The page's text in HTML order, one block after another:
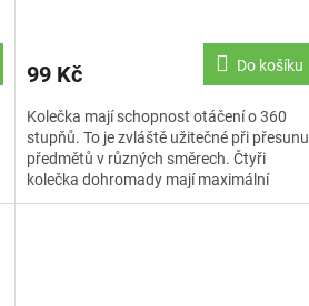
99 Kč Do košíku
Kolečka mají schopnost otáčení o 360
stupňů. To je zvláště užitečné při přesunu
předmětů v různých směrech. Čtyři
kolečka dohromady mají maximální
nosnost 8 kg.